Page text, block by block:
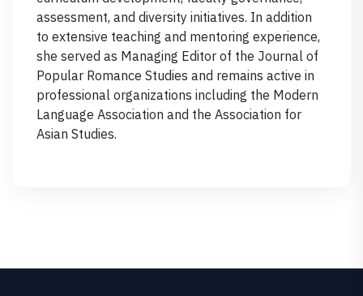
assessment, and diversity initiatives. In addition
to extensive teaching and mentoring experience,
she served as Managing Editor of the Journal of
Popular Romance Studies and remains active in
professional organizations including the Modern
Language Association and the Association for
Asian Studies.